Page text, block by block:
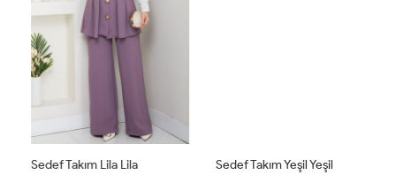
Sedef Takım Lila Lila Sedef Takım Yeşil Yeşil